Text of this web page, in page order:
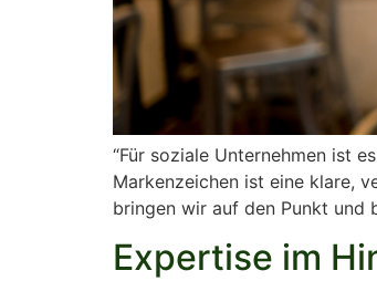
“Für soziale Unternehmen ist
Markenzeichen ist eine klare,
bringen wir auf den Punkt
Expertise im